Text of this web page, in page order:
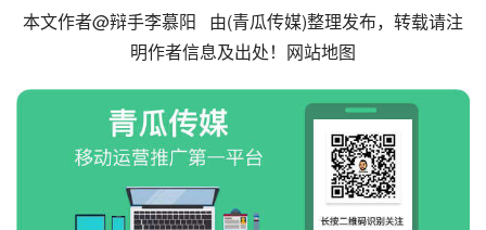
本文作者@辩手李慕阳   由(青瓜传媒)整理发布，转载请注
明作者信息及出处！ 网站地图